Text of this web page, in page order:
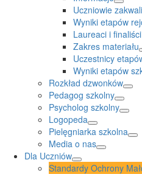
Uczniowie
Wyniki etapów
Laureaci i
Zakres materiału
Uczestnicy
Wyniki etapów
Rozkład dzwonków
Pedagog szkolny
Psycholog szkolny
Logopeda
Pielęgniarka szkolna
Media o nas
Dla Uczniów
Standardy Ochrony